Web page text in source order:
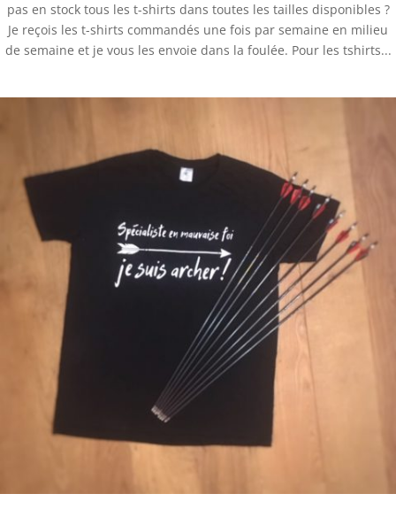
pas en stock tous les t-shirts dans toutes les tailles disponibles ?
Je reçois les t-shirts commandés une fois par semaine en milieu
de semaine et je vous les envoie dans la foulée. Pour les tshirts...